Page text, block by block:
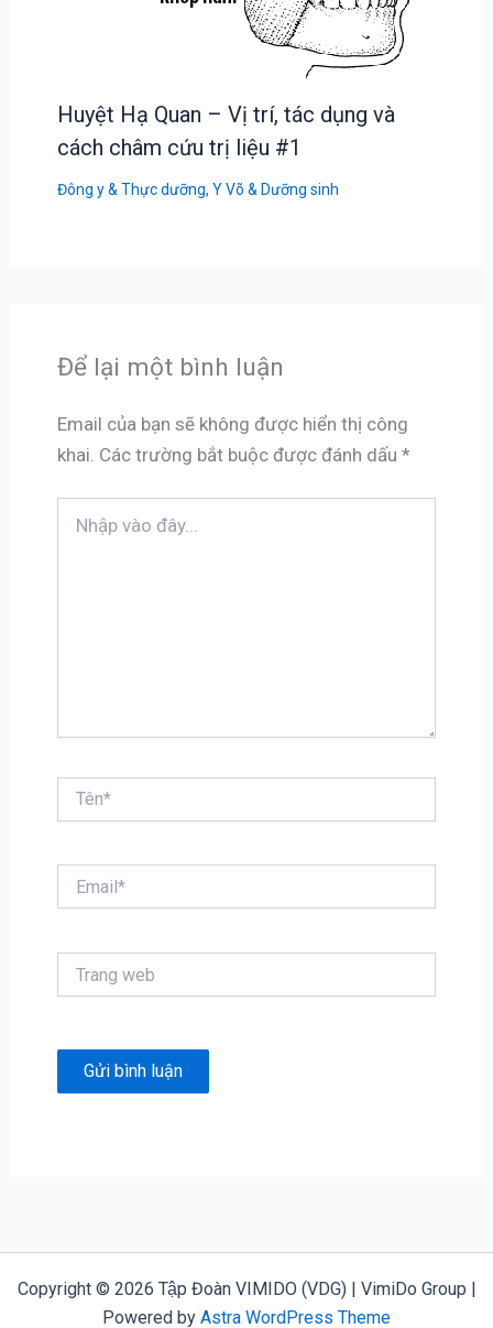
Huyệt Hạ Quan – Vị trí, tác dụng và
cách châm cứu trị liệu #1
Đông y & Thực dưỡng, Y Võ & Dưỡng sinh
Để lại một bình luận
Email của bạn sẽ không được hiển thị công
khai. Các trường bắt buộc được đánh dấu *
vào
web
Copyright © 2026 Tập Đoàn VIMIDO (VDG) | VimiDo Group |
Powered by Astra WordPress Theme